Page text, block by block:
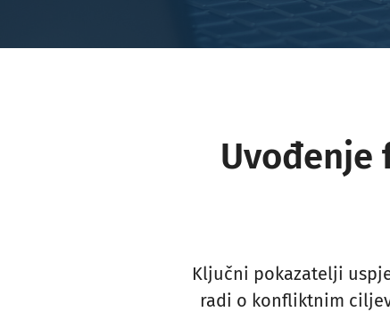
Uvođenje
Ključni pokazatelji
radi o konfliktnim